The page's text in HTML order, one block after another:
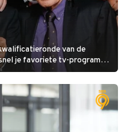
van de